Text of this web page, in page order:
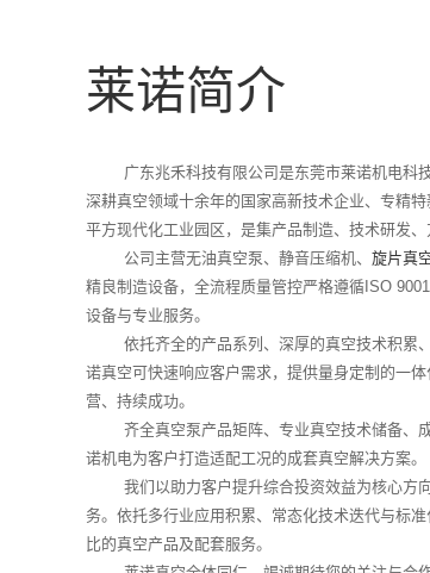
莱诺简介
广东兆禾科技有限公司是东莞市莱诺机电科技
深耕真空领域十余年的国家高新技术企业、专精
平方现代化工业园区，是集产品制造、技术研发
公司主营无油真空泵、静音压缩机、 旋片真
精良制造设备，全流程质量管控严格遵循ISO
设备与专业服务。
依托齐全的产品系列、深厚的真空技术积累、
诺真空可快速响应客户需求，提供量身定制的一
营、持续成功。
齐全真空泵产品矩阵、专业真空技术储备、成
诺机电为客户打造适配工况的成套真空解决方案。
我们以助力客户提升综合投资效益为核心方向
务。依托多行业应用积累、常态化技术迭代与标
比的真空产品及配套服务。